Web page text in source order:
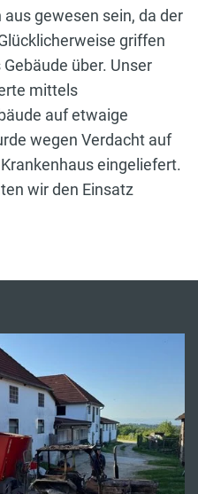
gewesen sein, da der
griffen
über. Unser
mittels
auf etwaige
wegen Verdacht auf
eingeliefert.
wir den Einsatz